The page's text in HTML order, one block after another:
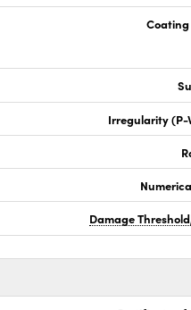
Irregularity (P-
Damage